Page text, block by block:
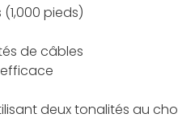
pieds)
de câbles
deux tonalités au